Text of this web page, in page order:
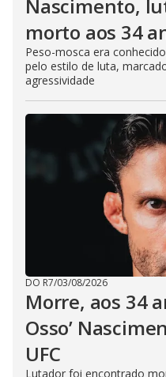
Nascimento,
morto aos 34
Peso-mosca era
pelo estilo de luta,
agressividade
DO R7/03/08/2026
Morre, aos 34
Osso’
UFC
Lutador foi encontrado